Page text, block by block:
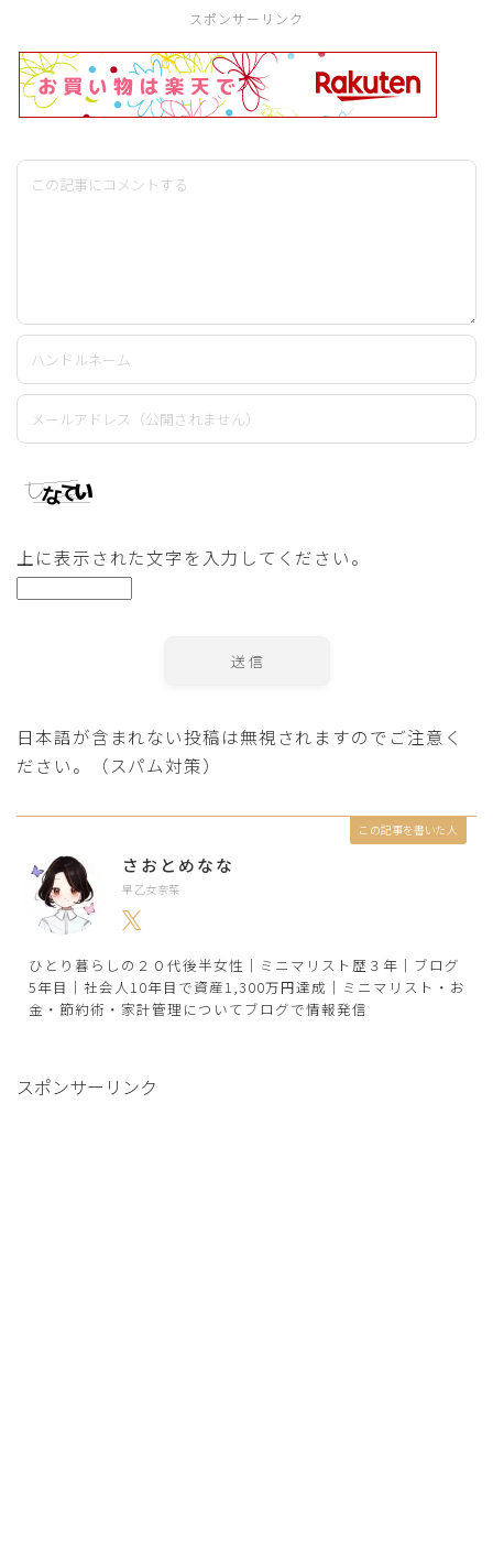
スポンサーリンク
上に表示された文字を入力してください。
日本語が含まれない投稿は無視されますのでご注意く
ださい。（スパム対策）
この記事を書いた人
さおとめなな
早乙女奈菜
ひとり暮らしの２０代後半女性｜ミニマリスト歴３年｜ブログ
5年目｜社会人10年目で資産1,300万円達成｜ミニマリスト・お
金・節約術・家計管理についてブログで情報発信
スポンサーリンク